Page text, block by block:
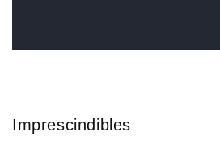
Imprescindibles